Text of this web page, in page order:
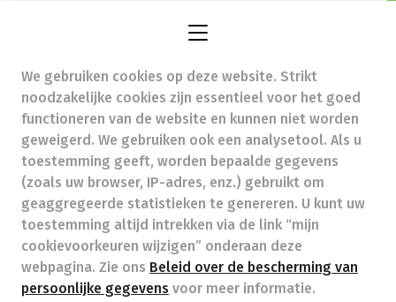
info@apotheekvanwambeke.be -
Ondernemingsnummer (BTW nr.) (BE)0886144488
Beroepstitel: Apotheker werkzaam in België
Beroepsvereniging: Algemene Pharmaceutische
Bond autorisatienummer FAGG 460801
Valt onder toezicht van de Orde der Apothekers,
02/537.42.67, Henri Jasparlaan 94 1060 Brussel
Deontologie:
Code van de farmaceutische plichtenleer
Tarieven terugbetaalde zorg
We gebruiken cookies op deze website. Strikt
noodzakelijke cookies zijn essentieel voor het goed
functioneren van de website en kunnen niet worden
geweigerd. We gebruiken ook een analysetool. Als u
toestemming geeft, worden bepaalde gegevens
(zoals uw browser, IP-adres, enz.) gebruikt om
geaggregeerde statistieken te genereren. U kunt uw
toestemming altijd intrekken via de link “mijn
cookievoorkeuren wijzigen” onderaan deze
webpagina. Zie ons Beleid over de bescherming van
persoonlijke gegevens voor meer informatie.